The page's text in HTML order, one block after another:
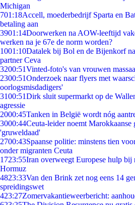
Michigan
701:18Accell, moederbedrijf Sparta en
betaling aan
3901:14Doorwerken na AOW-leeftijd
werken na je 67e de norm worden?
1001:10Datalek bij Bol en de Bijenkorf
partner Ceva
3200:51Vinted-foto's van vrouwen
2300:51Onderzoek naar flyers met
oorlogsmisdadigers'
3100:51Dirk sluit supermarkt op de
agressie
2000:45Tanken in België wordt nóg
3000:44Ceuta-leider noemt Marokkaanse
'gruweldaad'
2700:43Spaanse politie: minstens tien
onder migranten Ceuta
1723:55Iran overweegt Europese hulp bij
Hormuz
4823:33Van den Brink zet nog eens 14
spreidingswet
423:27Zomervakantieweerbericht: